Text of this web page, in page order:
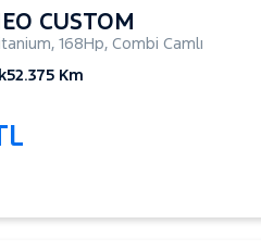
CUSTOM
, 168Hp, Combi Camlı
52.375 Km